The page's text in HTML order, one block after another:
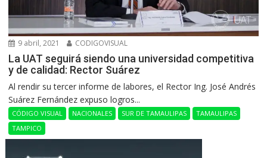
9 abril, 2021 CODIGOVISUAL
La UAT seguirá siendo una universidad competitiva
y de calidad: Rector Suárez
Al rendir su tercer informe de labores, el Rector Ing. José Andrés
Suárez Fernández expuso logros...
CÓDIGO VISUAL NACIONALES SUR DE TAMAULIPAS
TAMAULIPAS
TAMPICO